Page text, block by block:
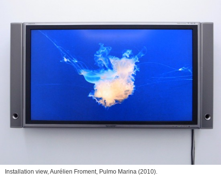
Installation view, Aurélien Froment, Pulmo Marina (2010).